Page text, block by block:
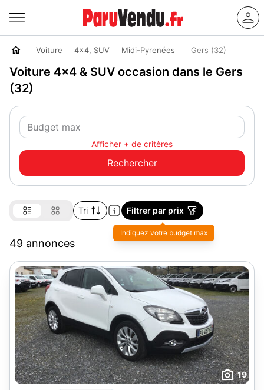
Voiture 4x4, SUV Midi-Pyrenées Gers (32)
Voiture 4x4 & SUV occasion dans le Gers
(32)
Afficher + de critères
Tri Filtrer par prix
49 annonces
19